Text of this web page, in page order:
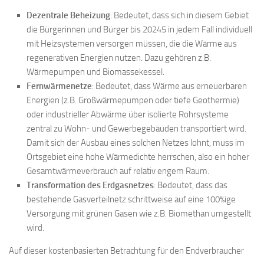
Dezentrale Beheizung: Bedeutet, dass sich in diesem Gebiet
die Bürgerinnen und Bürger bis 20245 in jedem Fall individuell
mit Heizsystemen versorgen müssen, die die Wärme aus
regenerativen Energien nutzen. Dazu gehören z.B.
Wärmepumpen und Biomassekessel.
Fernwärmenetze: Bedeutet, dass Wärme aus erneuerbaren
Energien (z.B. Großwärmepumpen oder tiefe Geothermie)
oder industrieller Abwärme über isolierte Rohrsysteme
zentral zu Wohn- und Gewerbegebäuden transportiert wird.
Damit sich der Ausbau eines solchen Netzes lohnt, muss im
Ortsgebiet eine hohe Wärmedichte herrschen, also ein hoher
Gesamtwärmeverbrauch auf relativ engem Raum.
Transformation des Erdgasnetzes: Bedeutet, dass das
bestehende Gasverteilnetz schrittweise auf eine 100%ige
Versorgung mit grünen Gasen wie z.B. Biomethan umgestellt
wird.
Auf dieser kostenbasierten Betrachtung für den Endverbraucher